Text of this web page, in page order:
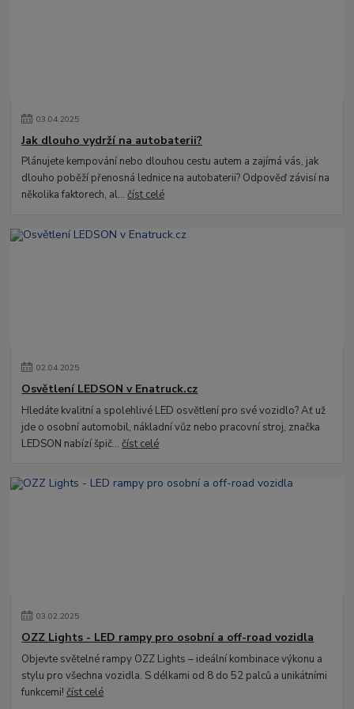
03.04.2025
Jak dlouho vydrží na autobaterii?
Plánujete kempování nebo dlouhou cestu autem a zajímá vás, jak
dlouho poběží přenosná lednice na autobaterii? Odpověď závisí na
několika faktorech, al...číst celé
02.04.2025
Osvětlení LEDSON v Enatruck.cz
Hledáte kvalitní a spolehlivé LED osvětlení pro své vozidlo? Ať už
jde o osobní automobil, nákladní vůz nebo pracovní stroj, značka
LEDSON nabízí špič...číst celé
03.02.2025
OZZ Lights - LED rampy pro osobní a off-road vozidla
Objevte světelné rampy OZZ Lights – ideální kombinace výkonu a
stylu pro všechna vozidla. S délkami od 8 do 52 palců a unikátními
funkcemi!číst celé